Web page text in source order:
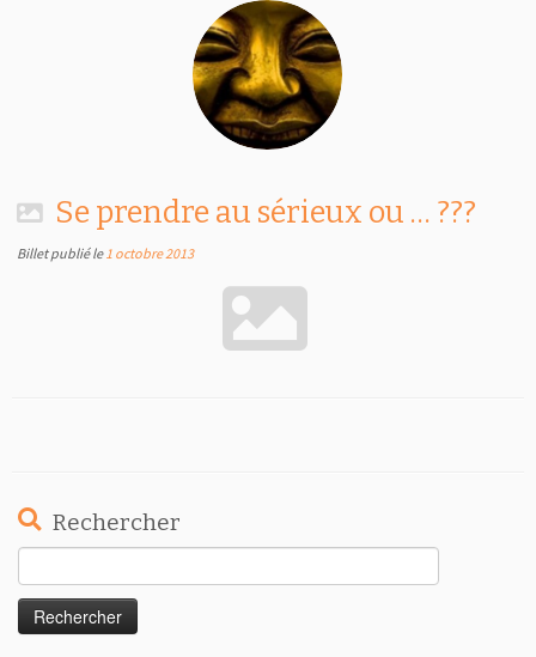
Se prendre au sérieux ou … ???
Billet publié le 1 octobre 2013
Rechercher